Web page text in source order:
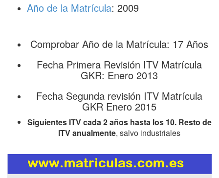
Año de la Matrícula: 2009
Comprobar Año de la Matrícula: 17 Años
Fecha Primera Revisión ITV Matrícula
GKR: Enero 2013
Fecha Segunda revisión ITV Matrícula
GKR Enero 2015
Siguientes ITV cada 2 años hasta los 10. Resto de
ITV anualmente, salvo industriales